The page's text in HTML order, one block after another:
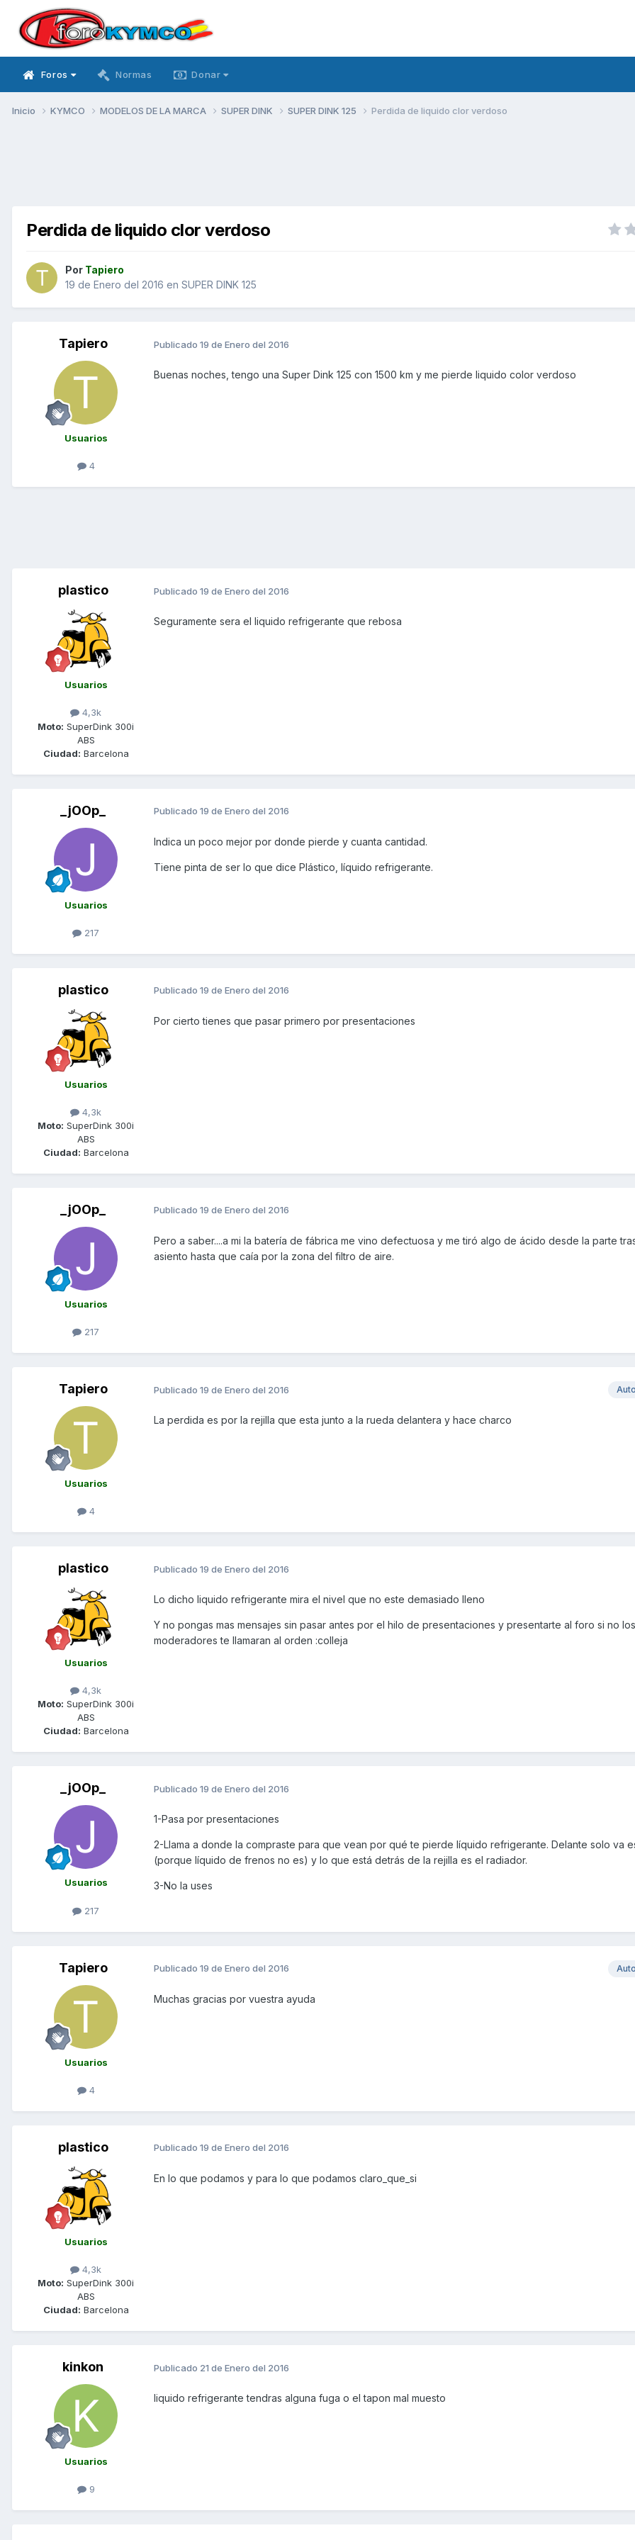
Foros Normas Donar
Inicio KYMCO MODELOS DE LA MARCA SUPER DINK SUPER DINK 125 Perdida de liquido clor verdoso
Perdida de liquido clor verdoso
Por Tapiero
19 de Enero del 2016 en SUPER DINK 125
Tapiero
Usuarios
4
Publicado 19 de Enero del 2016
Buenas noches, tengo una Super Dink 125 con 1500 km y me pierde liquido color verdoso
plastico
Usuarios
4,3k
Moto: SuperDink 300i
ABS
Ciudad: Barcelona
Publicado 19 de Enero del 2016
Seguramente sera el liquido refrigerante que rebosa
_jOOp_
Usuarios
217
Publicado 19 de Enero del 2016
Indica un poco mejor por donde pierde y cuanta cantidad.
Tiene pinta de ser lo que dice Plástico, líquido refrigerante.
plastico
Usuarios
4,3k
Moto: SuperDink 300i
ABS
Ciudad: Barcelona
Publicado 19 de Enero del 2016
Por cierto tienes que pasar primero por presentaciones
_jOOp_
Usuarios
217
Publicado 19 de Enero del 2016
Pero a saber....a mi la batería de fábrica me vino defectuosa y me tiró algo de ácido desde la parte
asiento hasta que caía por la zona del filtro de aire.
Tapiero
Usuarios
4
Publicado 19 de Enero del 2016
La perdida es por la rejilla que esta junto a la rueda delantera y hace charco
plastico
Usuarios
4,3k
Moto: SuperDink 300i
ABS
Ciudad: Barcelona
Publicado 19 de Enero del 2016
Lo dicho liquido refrigerante mira el nivel que no este demasiado lleno
Y no pongas mas mensajes sin pasar antes por el hilo de presentaciones y presentarte al foro si no los
moderadores te llamaran al orden :colleja
_jOOp_
Usuarios
217
Publicado 19 de Enero del 2016
1-Pasa por presentaciones
2-Llama a donde la compraste para que vean por qué te pierde líquido refrigerante. Delante solo va
(porque líquido de frenos no es) y lo que está detrás de la rejilla es el radiador.
3-No la uses
Tapiero
Usuarios
4
Publicado 19 de Enero del 2016
Muchas gracias por vuestra ayuda
plastico
Usuarios
4,3k
Moto: SuperDink 300i
ABS
Ciudad: Barcelona
Publicado 19 de Enero del 2016
En lo que podamos y para lo que podamos claro_que_si
kinkon
Usuarios
9
Publicado 21 de Enero del 2016
liquido refrigerante tendras alguna fuga o el tapon mal muesto